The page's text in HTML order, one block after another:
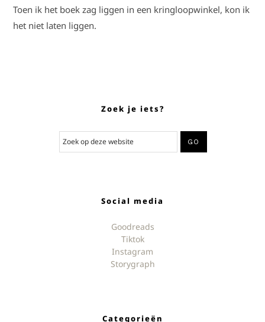
Toen ik het boek zag liggen in een kringloopwinkel, kon ik
het niet laten liggen.
Zoek je iets?
Social media
Goodreads
Tiktok
Instagram
Storygraph
Categorieën